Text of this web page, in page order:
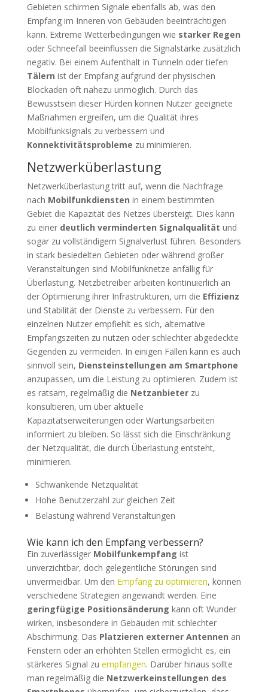
Gebieten schirmen Signale ebenfalls ab, was den
Empfang im Inneren von Gebäuden beeinträchtigen
kann. Extreme Wetterbedingungen wie starker Regen
oder Schneefall beeinflussen die Signalstärke zusätzlich
negativ. Bei einem Aufenthalt in Tunneln oder tiefen
Tälern ist der Empfang aufgrund der physischen
Blockaden oft nahezu unmöglich. Durch das
Bewusstsein dieser Hürden können Nutzer geeignete
Maßnahmen ergreifen, um die Qualität ihres
Mobilfunksignals zu verbessern und
Konnektivitätsprobleme zu minimieren.
Netzwerküberlastung
Netzwerküberlastung tritt auf, wenn die Nachfrage
nach Mobilfunkdiensten in einem bestimmten
Gebiet die Kapazität des Netzes übersteigt. Dies kann
zu einer deutlich verminderten Signalqualität und
sogar zu vollständigem Signalverlust führen. Besonders
in stark besiedelten Gebieten oder während großer
Veranstaltungen sind Mobilfunknetze anfällig für
Überlastung. Netzbetreiber arbeiten kontinuierlich an
der Optimierung ihrer Infrastrukturen, um die Effizienz
und Stabilität der Dienste zu verbessern. Für den
einzelnen Nutzer empfiehlt es sich, alternative
Empfangszeiten zu nutzen oder schlechter abgedeckte
Gegenden zu vermeiden. In einigen Fällen kann es auch
sinnvoll sein, Diensteinstellungen am Smartphone
anzupassen, um die Leistung zu optimieren. Zudem ist
es ratsam, regelmäßig die Netzanbieterzu
konsultieren, um über aktuelle
Kapazitätserweiterungen oder Wartungsarbeiten
informiert zu bleiben. So lässt sich die Einschränkung
der Netzqualität, die durch Überlastung entsteht,
minimieren.
Schwankende Netzqualität
Hohe Benutzerzahl zur gleichen Zeit
Belastung während Veranstaltungen
Wie kann ich den Empfang verbessern?
Ein zuverlässiger Mobilfunkempfang ist
unverzichtbar, doch gelegentliche Störungen sind
unvermeidbar. Um den Empfang zu optimieren, können
verschiedene Strategien angewandt werden. Eine
geringfügige Positionsänderung kann oft Wunder
wirken, insbesondere in Gebäuden mit schlechter
Abschirmung. Das Platzieren externer Antennen an
Fenstern oder an erhöhten Stellen ermöglicht es, ein
stärkeres Signal zu empfangen. Darüber hinaus sollte
man regelmäßig die Netzwerkeinstellungen des